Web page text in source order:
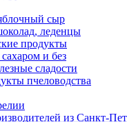
сыр
леденцы
продукты
и без
сладости
пчеловодства
из Санкт-